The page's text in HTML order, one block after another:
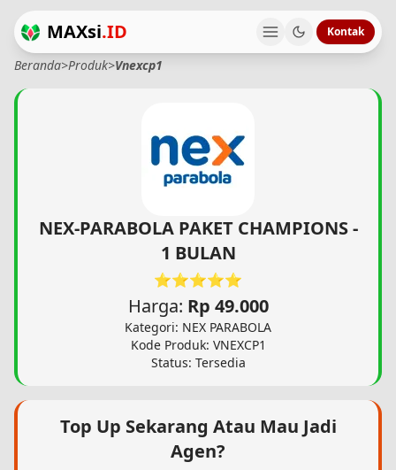
MAXsi.ID Kontak
Beranda>Produk>Vnexcp1
NEX-PARABOLA PAKET CHAMPIONS -
1 BULAN
⭐⭐⭐⭐⭐
Harga: Rp 49.000
Kategori: NEX PARABOLA
Kode Produk: VNEXCP1
Status: Tersedia
Top Up Sekarang Atau Mau Jadi
Agen?